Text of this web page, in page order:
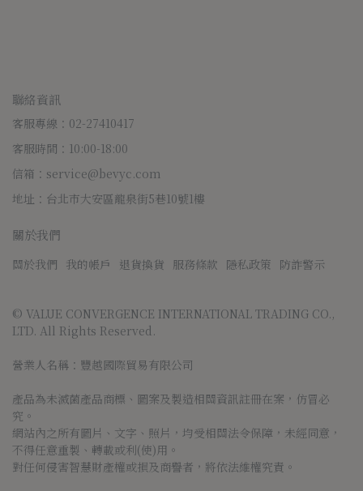
聯絡資訊
客服專線：02-27410417
客服時間：10:00-18:00
信箱：service@bevyc.com
地址：台北市大安區龍泉街5巷10號1樓
關於我們
關於我們 我的帳戶 退貨換貨 服務條款 隱私政策 防詐警示
© VALUE CONVERGENCE INTERNATIONAL TRADING CO.,
LTD. All Rights Reserved.
營業人名稱：豐越國際貿易有限公司
產品為未滅菌產品商標、圖案及製造相關資訊註冊在案，仿冒必
究。
網站內之所有圖片、文字、照片，均受相關法令保障，未經同意，
不得任意重製、轉載或利(使)用。
對任何侵害智慧財產權或損及商譽者，將依法維權究責。